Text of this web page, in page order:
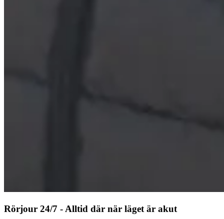
Rörjour 24/7 - Alltid där när läget är akut